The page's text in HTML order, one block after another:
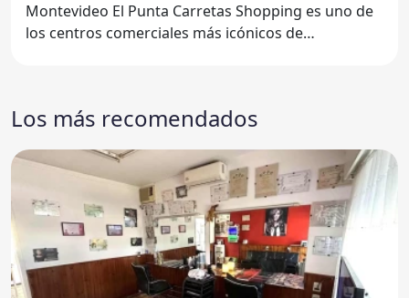
Montevideo El Punta Carretas Shopping es uno de
los centros comerciales más icónicos de
Los más recomendados